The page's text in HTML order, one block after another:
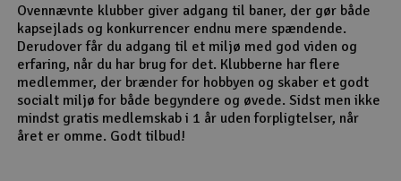
Solenergi
Værktøj, udstyr og tilbehør
Gavekort
Ovennævnte klubber giver adgang til baner, der gør både
kapsejlads og konkurrencer endnu mere spændende.
Derudover får du adgang til et miljø med god viden og
erfaring, når du har brug for det. Klubberne har flere
medlemmer, der brænder for hobbyen og skaber et godt
socialt miljø for både begyndere og øvede. Sidst men ikke
mindst gratis medlemskab i 1 år uden forpligtelser, når
året er omme. Godt tilbud!